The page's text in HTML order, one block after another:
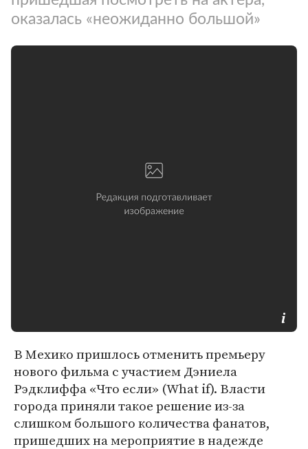
оказалась «неожиданно большой»
В Мехико пришлось отменить премьеру
нового фильма с участием Дэниела
Рэдклиффа «Что если» (What if). Власти
города приняли такое решение из-за
слишком большого количества фанатов,
пришедших на мероприятие в надежде